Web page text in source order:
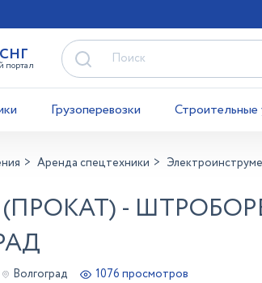
портал
Грузоперевозки Строительные
Аренда спецтехники
-
Волгоград 1076 просмотров